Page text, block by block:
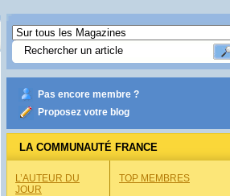
Pas encore membre ?
Proposez votre blog
LA COMMUNAUTÉ FRANCE
L’AUTEUR DU
JOUR
TOP MEMBRES